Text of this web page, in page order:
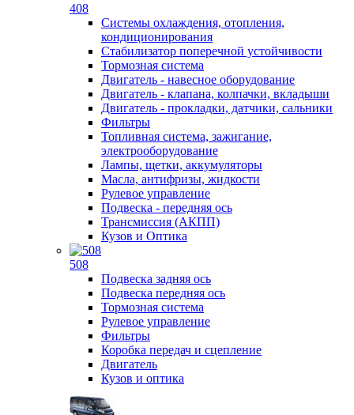
408
Системы охлаждения, отопления,
кондиционирования
Стабилизатор поперечной устойчивости
Тормозная система
Двигатель - навесное оборудование
Двигатель - клапана, колпачки, вкладыши
Двигатель - прокладки, датчики, сальники
Фильтры
Топливная система, зажигание,
электрооборудование
Лампы, щетки, аккумуляторы
Масла, антифризы, жидкости
Рулевое управление
Подвеска - передняя ось
Трансмиссия (АКПП)
Кузов и Оптика
508
Подвеска задняя ось
Подвеска передняя ось
Тормозная система
Рулевое управление
Фильтры
Коробка передач и сцепление
Двигатель
Кузов и оптика